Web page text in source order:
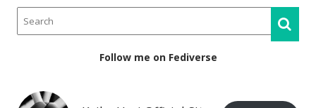
Follow me on Fediverse